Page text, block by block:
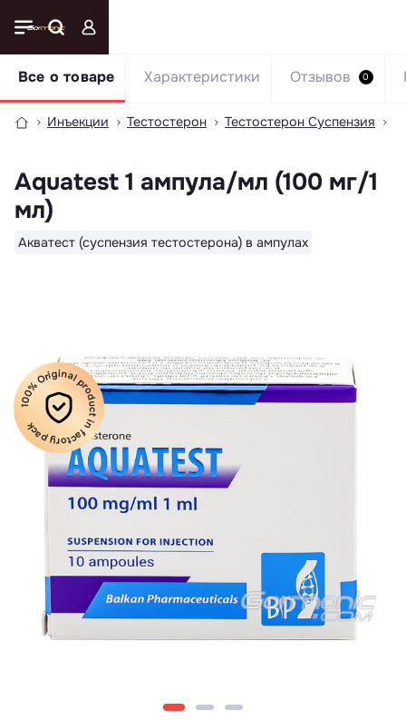
Инъекции Тестостерон Тестостерон Суспензия
Aquatest 1 ампула/мл (100 мг/1
мл)
Акватест (суспензия тестостерона) в ампулах
Все о товаре Характеристики Отзывов 0
100% Original product in factory pack